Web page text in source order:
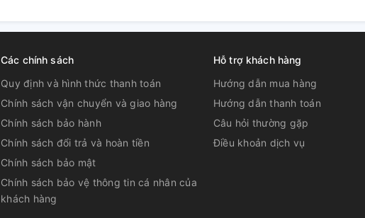
Các chính sách
Quy định và hình thức thanh toán
Chính sách vận chuyển và giao hàng
Chính sách bảo hành
Chính sách đổi trả và hoàn tiền
Chính sách bảo mật
Chính sách bảo vệ thông tin cá nhân của
khách hàng
Hỗ trợ khách hàng
Hướng dẫn mua hàng
Hướng dẫn thanh toán
Câu hỏi thường gặp
Điều khoản dịch vụ